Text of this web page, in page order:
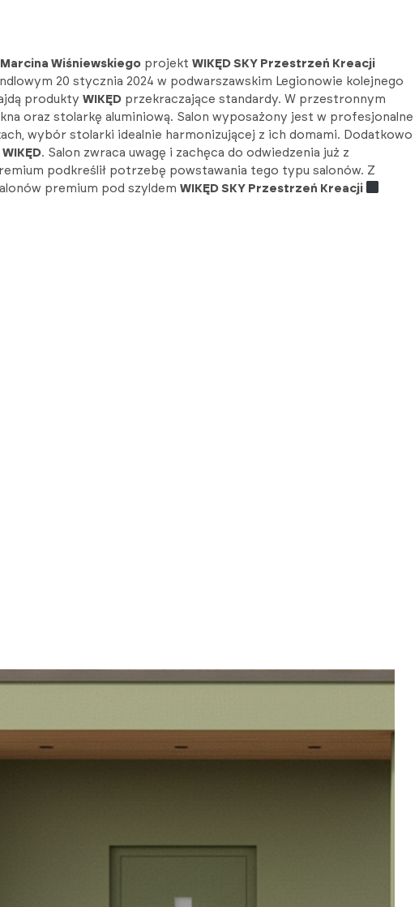
Marcina Wiśniewskiego projekt WIKĘD SKY Przestrzeń Kreacji
20 stycznia 2024 w podwarszawskim Legionowie kolejnego
produkty WIKĘD przekraczające standardy. W przestronnym
oraz stolarkę aluminiową. Salon wyposażony jest w profesjonalne
wybór stolarki idealnie harmonizującej z ich domami. Dodatkowo
WIKĘD. Salon zwraca uwagę i zachęca do odwiedzenia już z
podkreślił potrzebę powstawania tego typu salonów. Z
premium pod szyldem WIKĘD SKY Przestrzeń Kreacji